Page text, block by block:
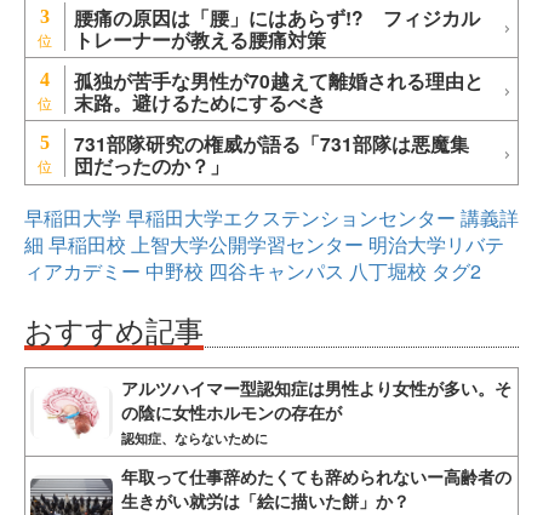
3 腰痛の原因は「腰」にはあらず!? フィジカル
トレーナーが教える腰痛対策
4 孤独が苦手な男性が70越えて離婚される理由と
末路。避けるためにするべき
5 731部隊研究の権威が語る「731部隊は悪魔集
団だったのか？」
早稲田大学 早稲田大学エクステンションセンター 講義詳
細 早稲田校 上智大学公開学習センター 明治大学リバテ
ィアカデミー 中野校 四谷キャンパス 八丁堀校 タグ2
おすすめ記事
アルツハイマー型認知症は男性より女性が多い。そ
の陰に女性ホルモンの存在が
認知症、ならないために
年取って仕事辞めたくても辞められないー高齢者の
生きがい就労は「絵に描いた餅」か？